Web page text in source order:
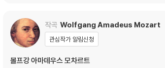
관련 사진과 동영상 및 재생 기기 모델명을 첨부하여 첨부
2) 사양 오인지, 오 구매, 변심 사유로의 반품은 제품 개봉
3) 스틸북 한정판, 초회 한정판의 경우 제작 수량이 한정
ished Symphony / D
vorak: From the Ne
w World) [UHQCD]
스세트]
작곡 Wolfgang Amadeus Mozart
관심작가 알림신청
볼프강 아마데우스 모차르트